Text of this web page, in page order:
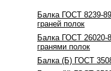
Балка ГОСТ 8239-
граней полок
Балка ГОСТ 26020-
гранями полок
Балка (Б) ГОСТ